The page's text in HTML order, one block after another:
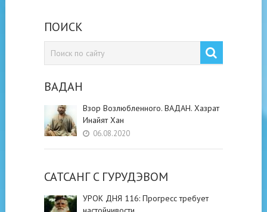
ПОИСК
ВАДАН
Взор Возлюбленного. ВАДАН. Хазрат
Инайят Хан
06.08.2020
САТСАНГ C ГУРУДЭВОМ
УРОК ДНЯ 116: Прогресс требует